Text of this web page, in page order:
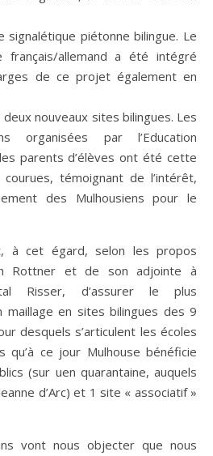
signalétique piétonne bilingue. Le
français/allemand a été intégré
de ce projet également en
deux nouveaux sites bilingues. Les
organisées par l’Education
parents d’élèves ont été cette
témoignant de l’intérêt,
des Mulhousiens pour le
à cet égard, selon les propos
Rottner et de son adjointe à
Risser, d’assurer le plus
maillage en sites bilingues des 9
desquels s’articulent les écoles
qu’à ce jour Mulhouse bénéficie
(sur uen quarantaine, auquels
d’Arc) et 1 site « associatif »
vont nous objecter que nous